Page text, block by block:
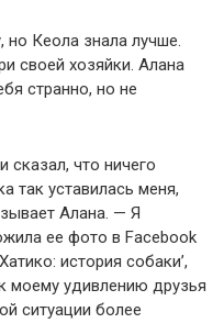
но Кеола знала лучше.
своей хозяйки. Алана
странно, но не
сказал, что ничего
так уставилась меня,
Алана. — Я
ее фото в Facebook
история собаки’,
моему удивлению друзья
ситуации более